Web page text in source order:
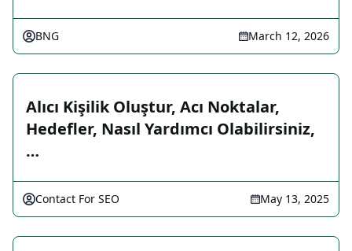
BNG March 12, 2026
Alıcı Kişilik Oluştur, Acı Noktalar,
Hedefler, Nasıl Yardımcı Olabilirsiniz,
…
Contact For SEO May 13, 2025